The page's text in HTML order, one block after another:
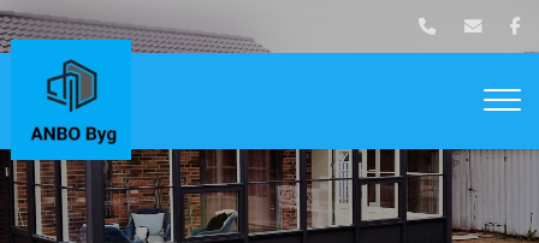
Gå
til
hovedindhold